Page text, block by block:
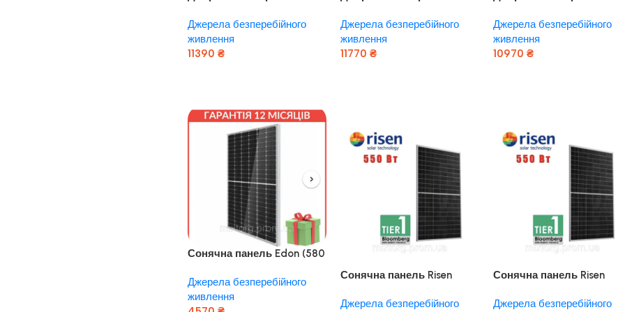
TOR “ARUNA”
Джерела безперебійного
живлення
11390 ₴
TOR “ARUNA”
Джерела безперебійного
живлення
11770 ₴
TOR “ARUNA”
Джерела безперебійного
живлення
10970 ₴
Сонячна панель Edon (580
Гарантія 1 рік)
Джерела безперебійного
живлення
Сонячна панель Risen
550W
Джерела безперебійного
Сонячна панель Risen
550W
Джерела безперебійного